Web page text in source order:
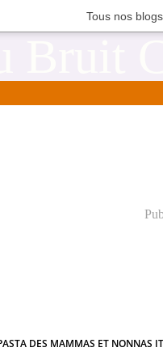
Tous nos
DES MAMMAS ET NONNAS